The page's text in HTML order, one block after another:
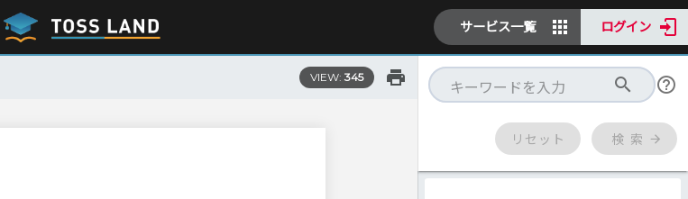
サービス一覧 ログイン
VIEW: 345
リセット 検 索